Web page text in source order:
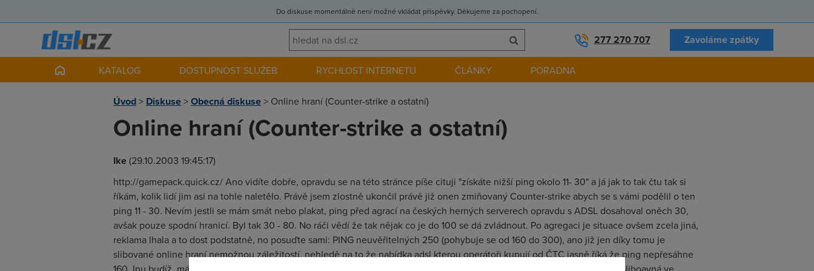
Do diskuse momentálně není možné vkládat příspěvky. Děkujeme za pochopení.
277 270 707 Zavoláme zpátky
KATALOG DOSTUPNOST SLUŽEB RYCHLOST INTERNETU ČLÁNKY PORADNA
Úvod> Diskuse>Obecná diskuse> Online hraní (Counter-strike a ostatní)
Online hraní (Counter-strike a ostatní)
Ike(29.10.2003 19:45:17)
http://gamepack.quick.cz/ Ano vidíte dobře, opravdu se na této stránce píše cituji "získáte nižší ping okolo 11- 30" a já jak to tak čtu tak si
říkám, kolik lidí jim asi na tohle naletělo. Právě jsem zlostně ukončil právě již onen zmiňovaný Counter-strike abych se s vámi podělil o ten
ping 11 - 30. Nevím jestli se mám smát nebo plakat, ping před agrací na českých herných serverech opravdu s ADSL dosahoval oněch 30,
avšak pouze spodní hranicí. Byl tak 30 - 80. No ráči vědí že tak nějak co je do 100 se dá zvládnout. Po agregaci je situace ovšem zcela jiná,
reklama lhala a to dost podstatně, no posuďte sami: PING neuvěřitelných 250 (pohybuje se od 160 do 300), ano již jen díky tomu je
slibované online hraní nemožnou záležitostí, nehledě na to že nabídka adsl kterou operátoři kupují od ČTC jasně říká že ping nepřesáhne